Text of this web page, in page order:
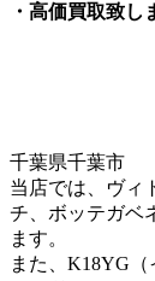
・高価買取致し
千葉県千葉市
当店では、ヴィ
チ、ボッテガベ
ます。
また、K18YG